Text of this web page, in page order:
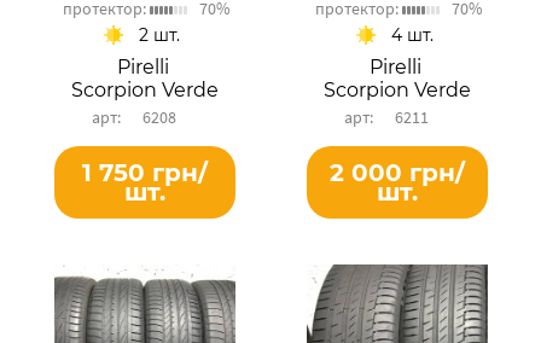
протектор: 70%
Pirelli
Scorpion Verde
6208
2 шт.
1 750 грн/
шт.
протектор: 70%
Pirelli
Scorpion Verde
6211
4 шт.
2 000 грн/
шт.